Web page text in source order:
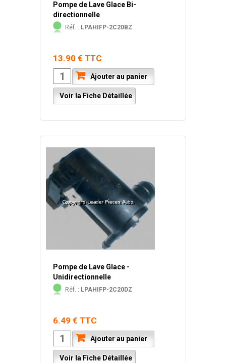
Pompe de Lave Glace Bi-
directionnelle
Réf. : LPAHIFP-2C20BZ
13.90 € TTC
Ajouter au panier
Voir la Fiche Détaillée
Pompe de Lave Glace -
Unidirectionnelle
Réf. : LPAHIFP-2C20DZ
6.49 € TTC
Ajouter au panier
Voir la Fiche Détaillée